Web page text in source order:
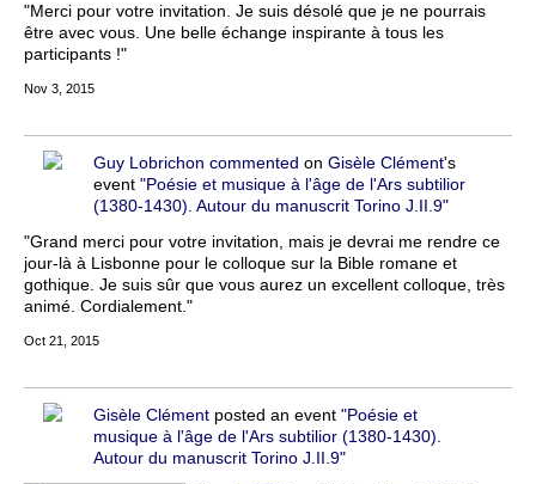
"Merci pour votre invitation. Je suis désolé que je ne pourrais
être avec vous. Une belle échange inspirante à tous les
participants !"
Nov 3, 2015
Guy Lobrichon commented on Gisèle Clément's
event "Poésie et musique à l'âge de l'Ars subtilior
(1380-1430). Autour du manuscrit Torino J.II.9"
"Grand merci pour votre invitation, mais je devrai me rendre ce
jour-là à Lisbonne pour le colloque sur la Bible romane et
gothique. Je suis sûr que vous aurez un excellent colloque, très
animé. Cordialement."
Oct 21, 2015
Gisèle Clément posted an event "Poésie et
musique à l'âge de l'Ars subtilior (1380-1430).
Autour du manuscrit Torino J.II.9"